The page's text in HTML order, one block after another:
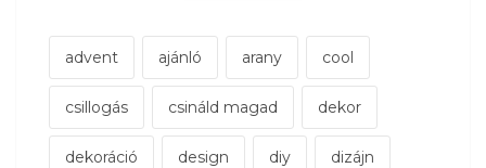
advent ajánló arany cool
csillogás csináld magad dekor
dekoráció design diy dizájn